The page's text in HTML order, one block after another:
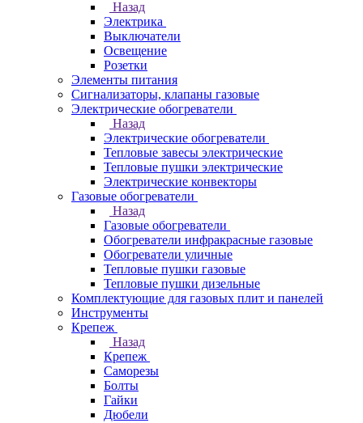
Назад
Электрика
Выключатели
Освещение
Розетки
Элементы питания
Сигнализаторы, клапаны газовые
Электрические обогреватели
Назад
Электрические обогреватели
Тепловые завесы электрические
Тепловые пушки электрические
Электрические конвекторы
Газовые обогреватели
Назад
Газовые обогреватели
Обогреватели инфракрасные газовые
Обогреватели уличные
Тепловые пушки газовые
Тепловые пушки дизельные
Комплектующие для газовых плит и панелей
Инструменты
Крепеж
Назад
Крепеж
Саморезы
Болты
Гайки
Дюбели